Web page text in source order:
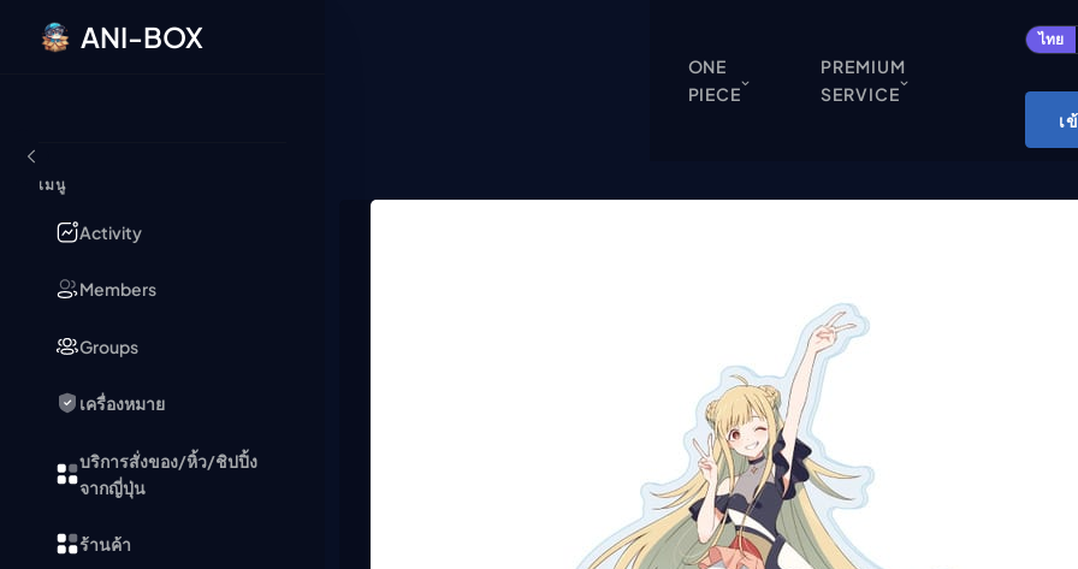
ข้ามไปยังเนื้อหา
ANI-BOX
เมนู
Activity
Members
Groups
เครื่องหมาย
บริการสั่งของ/หิ้ว/ชิปปิ้ง
จากญี่ปุ่น
ร้านค้า
ONE
PIECE
PREMIUM
SERVICE
ไทย
เ
Cardlist
ทีวีออนไลน์
อนิเมะ